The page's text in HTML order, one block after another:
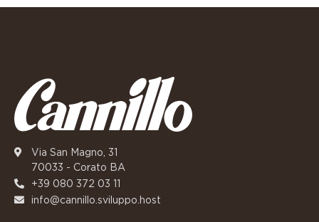
Via San Magno, 31
70033 - Corato BA
+39 080 372 03 11
info@cannillo.sviluppo.host